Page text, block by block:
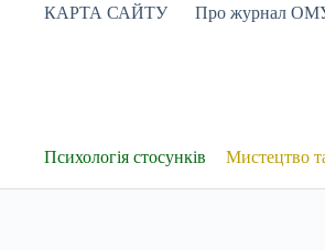
ПерейтиКАРТА САЙТУ Про журнал
Психологія стосунків Мистецтво